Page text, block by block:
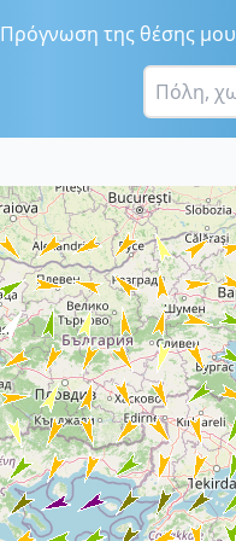
Πρόγνωση της θέσης μου